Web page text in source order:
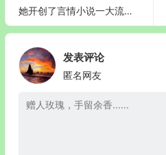
她开创了言情小说一大流派，却自杀收场，一生的经历，让人深思……
发表评论
匿名网友